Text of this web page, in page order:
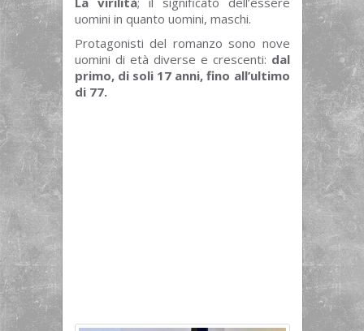
uomini in quanto uomini, maschi.
Protagonisti del romanzo sono nove
uomini di età diverse e crescenti: dal
primo, di soli 17 anni, fino all’ultimo
di 77.